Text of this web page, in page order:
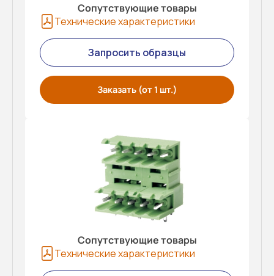
Сопутствующие товары
Технические характеристики
Запросить образцы
Заказать (от 1 шт.)
Сопутствующие товары
Технические характеристики